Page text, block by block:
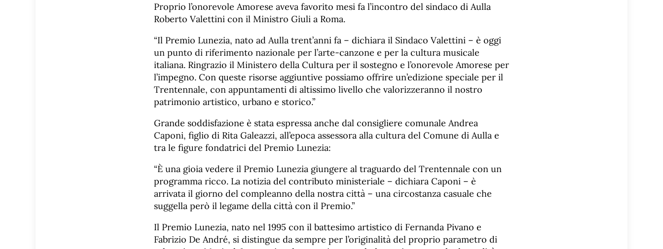
Proprio l’onorevole Amorese aveva favorito mesi fa l’incontro del sindaco di Aulla
Roberto Valettini con il Ministro Giuli a Roma.
“Il Premio Lunezia, nato ad Aulla trent’anni fa – dichiara il Sindaco Valettini – è oggi
un punto di riferimento nazionale per l’arte-canzone e per la cultura musicale
italiana. Ringrazio il Ministero della Cultura per il sostegno e l’onorevole Amorese per
l’impegno. Con queste risorse aggiuntive possiamo offrire un’edizione speciale per il
Trentennale, con appuntamenti di altissimo livello che valorizzeranno il nostro
patrimonio artistico, urbano e storico.”
Grande soddisfazione è stata espressa anche dal consigliere comunale Andrea
Caponi, figlio di Rita Galeazzi, all’epoca assessora alla cultura del Comune di Aulla e
tra le figure fondatrici del Premio Lunezia:
“È una gioia vedere il Premio Lunezia giungere al traguardo del Trentennale con un
programma ricco. La notizia del contributo ministeriale – dichiara Caponi – è
arrivata il giorno del compleanno della nostra città – una circostanza casuale che
suggella però il legame della città con il Premio.”
Il Premio Lunezia, nato nel 1995 con il battesimo artistico di Fernanda Pivano e
Fabrizio De André, si distingue da sempre per l’originalità del proprio parametro di